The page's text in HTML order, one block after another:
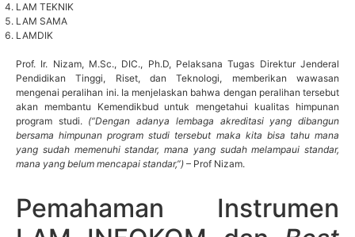
LAM TEKNIK
LAM SAMA
LAMDIK
Prof. Ir. Nizam, M.Sc., DIC., Ph.D, Pelaksana Tugas Direktur Jenderal
Pendidikan Tinggi, Riset, dan Teknologi, memberikan wawasan
mengenai peralihan ini. Ia menjelaskan bahwa dengan peralihan tersebut
akan membantu Kemendikbud untuk mengetahui kualitas himpunan
program studi. (“Dengan adanya lembaga akreditasi yang dibangun
bersama himpunan program studi tersebut maka kita bisa tahu mana
yang sudah memenuhi standar, mana yang sudah melampaui standar,
mana yang belum mencapai standar,”) – Prof Nizam.
Pemahaman Instrumen